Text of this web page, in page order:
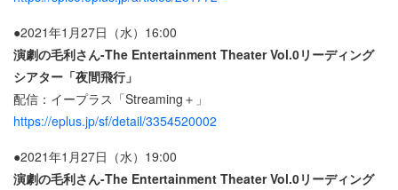
●2021年1月27日（水）16:00
演劇の毛利さん-The Entertainment Theater Vol.0リーディング
シアター「夜間飛行」
配信：イープラス「Streaming＋」
https://eplus.jp/sf/detail/3354520002
●2021年1月27日（水）19:00
演劇の毛利さん-The Entertainment Theater Vol.0リーディング